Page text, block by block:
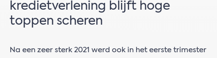
kredietverlening blijft hoge
toppen scheren
Na een zeer sterk 2021 werd ook in het eerste trimester